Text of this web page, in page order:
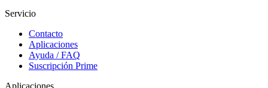
Servicio
Contacto
Aplicaciones
Ayuda / FAQ
Suscripción Prime